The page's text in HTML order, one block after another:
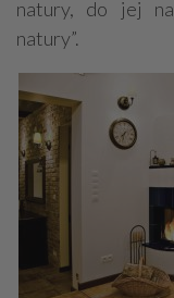
natury, do jej
natury”.